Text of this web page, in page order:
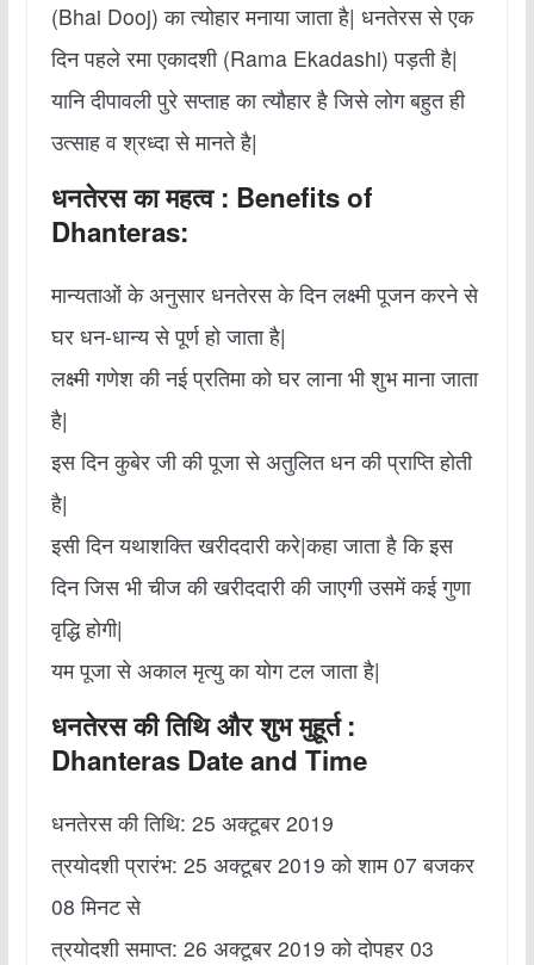
(Bhai Dooj) का त्‍योहार मनाया जाता है| धनतेरस से एक
दिन पहले रमा एकादशी (Rama Ekadashi) पड़ती है|
यानि दीपावली पुरे सप्ताह का त्यौहार है जिसे लोग बहुत ही
उत्साह व श्रध्दा से मानते है|
धनतेरस का महत्‍व : Benefits of
Dhanteras:
मान्‍यताओं के अनुसार धनतेरस के दिन लक्ष्‍मी पूजन करने से
घर धन-धान्‍य से पूर्ण हो जाता है|
लक्ष्‍मी गणेश की नई प्रतिमा को घर लाना भी शुभ माना जाता
है|
इस दिन कुबेर जी की पूजा से अतुलित धन की प्राप्ति होती
है|
इसी दिन यथाशक्ति खरीददारी करे|कहा जाता है कि इस
दिन जिस भी चीज की खरीददारी की जाएगी उसमें कई गुणा
वृद्धि होगी|
यम पूजा से अकाल मृत्‍यु का योग टल जाता है|
धनतेरस की तिथि और शुभ मुहूर्त :
Dhanteras Date and Time
धनतेरस की तिथि: 25 अक्‍टूबर 2019
त्रयोदशी प्रारंभ: 25 अक्‍टूबर 2019 को शाम 07 बजकर
08 मिनट से
त्रयोदशी समाप्‍त: 26 अक्‍टूबर 2019 को दोपहर 03